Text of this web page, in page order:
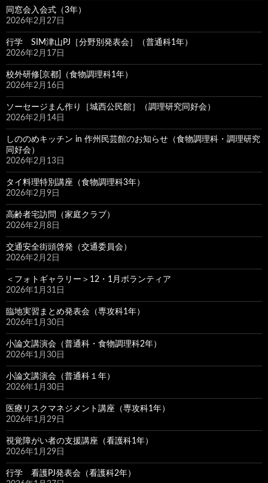
同窓会入会式（3年）
2026年2月27日
行学 SIM津山PJ［分野別発表会］（普通科1年）
2026年2月17日
校外研修[京都]（食物調理科1年）
2026年2月16日
ソーセージまん作り［城西公民館］（調理研究同好会）
2026年2月14日
しののめキッチン in 作州民芸館のお知らせ（食物調理科・調理研究
同好会）
2026年2月13日
タイ料理特別講座（食物調理科3年）
2026年2月9日
高齢者宅訪問（家庭クラブ）
2026年2月8日
交通安全街頭啓発（交通委員会）
2026年2月2日
＜フォトギャラリー＞12・1月ボランティア
2026年1月31日
臨地実習まとめ発表会（専攻科1年）
2026年1月30日
小論文講演会（普通科・食物調理科2年）
2026年1月30日
小論文講演会（普通科１年）
2026年1月30日
医療リスクマネジメント講座（専攻科1年）
2026年1月29日
視覚障がい者の支援講座（看護科1年）
2026年1月29日
行学 看護PJ発表会（看護科2年）